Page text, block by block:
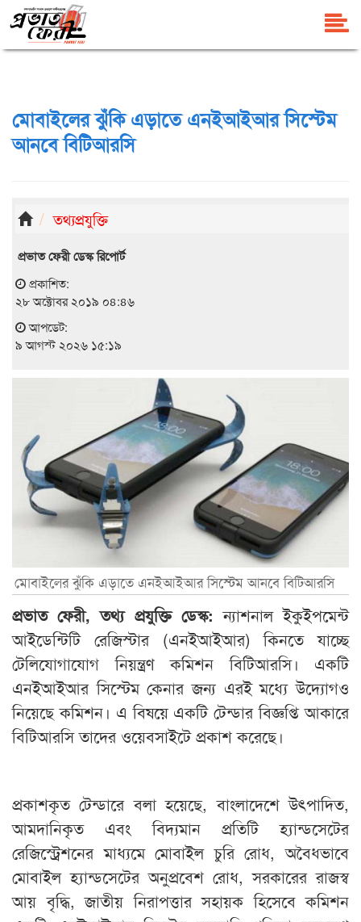
মোবাইলের ঝুঁকি এড়াতে এনইআইআর সিস্টেম
আনবে বিটিআরসি
তথ্যপ্রযুক্তি
প্রভাত ফেরী ডেস্ক রিপোর্ট
প্রকাশিত:
২৮ অক্টোবর ২০১৯ ০৪:৪৬
আপডেট:
৯ আগস্ট ২০২৬ ১৫:১৯
মোবাইলের ঝুঁকি এড়াতে এনইআইআর সিস্টেম আনবে বিটিআরসি
প্রভাত ফেরী, তথ্য প্রযুক্তি ডেস্ক:ন্যাশনাল ইকুইপমেন্ট
আইডেন্টিটি রেজিস্টার (এনইআইআর) কিনতে যাচ্ছে
টেলিযোগাযোগ নিয়ন্ত্রণ কমিশন বিটিআরসি। একটি
এনইআইআর সিস্টেম কেনার জন্য এরই মধ্যে উদ্যোগও
নিয়েছে কমিশন। এ বিষয়ে একটি টেন্ডার বিজ্ঞপ্তি আকারে
বিটিআরসি তাদের ওয়েবসাইটে প্রকাশ করেছে।
প্রকাশকৃত টেন্ডারে বলা হয়েছে, বাংলাদেশে উৎপাদিত,
আমদানিকৃত এবং বিদ্যমান প্রতিটি হ্যান্ডসেটের
রেজিস্ট্রেশনের মাধ্যমে মোবাইল চুরি রোধ, অবৈধভাবে
মোবাইল হ্যান্ডসেটের অনুপ্রবেশ রোধ, সরকারের রাজস্ব
আয় বৃদ্ধি, জাতীয় নিরাপত্তার সহায়ক হিসেবে কমিশন